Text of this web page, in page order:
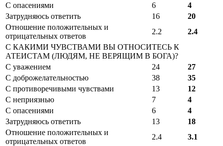
С опасениями
6
4
Затрудняюсь ответить
16
20
Отношение положительных и
отрицательных ответов
2.2
2.4
С КАКИМИ ЧУВСТВАМИ ВЫ ОТНОСИТЕСЬ К
АТЕИСТАМ (ЛЮДЯМ, НЕ ВЕРЯЩИМ В БОГА)?
С уважением
24
27
С доброжелательностью
38
35
С противоречивыми чувствами
13
12
С неприязнью
7
4
С опасениями
6
4
Затрудняюсь ответить
13
18
Отношение положительных и
отрицательных ответов
2.4 3.1